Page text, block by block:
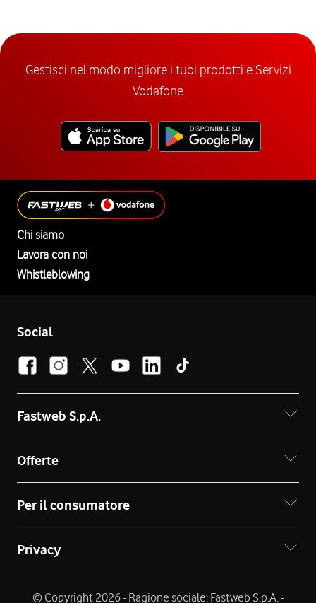
Gestisci nel modo migliore i tuoi prodotti e Servizi
Vodafone
Chi siamo
Lavora con noi
Whistleblowing
Social
Fastweb S.p.A.
Offerte
Per il consumatore
Privacy
© Copyright 2026 - Ragione sociale: Fastweb S.p.A. -